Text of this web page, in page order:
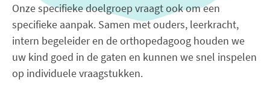
Onze specifieke doelgroep vraagt ook om een
specifieke aanpak. Samen met ouders, leerkracht,
intern begeleider en de orthopedagoog houden we
uw kind goed in de gaten en kunnen we snel inspelen
op individuele vraagstukken.